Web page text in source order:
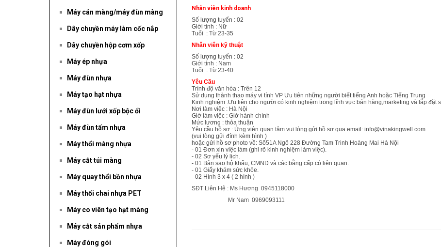
Nhân viên kinh doanh
Số lượng tuyển : 02
Giới tính : Nữ
Tuổi : Từ 23-35
Nhân viên kỹ thuật
Số lượng tuyển : 02
Giới tính : Nam
Tuổi : Từ 23-40
Yêu Cầu
Trình độ văn hóa : Trên 12
Sử dụng thành thạo máy vi tính VP Ưu tiên những người biết tiếng Anh hoặc Tiếng Trung
Kinh nghiệm :Ưu tiên cho người có kinh nghiệm trong lĩnh vực bán hàng,marketing và lắp
Nơi làm việc : Hà Nội
Giớ làm việc : Giờ hành chính
Mức lương : thỏa thuận
Yêu cầu hồ sơ : Ứng viên quan tâm vui lòng gửi hồ sơ qua email: info@vinakingwell.com
(vui lòng gửi đính kèm hình )
hoặc gửi hồ sơ photo về: Số51A Ngõ 228 Đường Tam Trinh Hoàng Mai Hà Nội
- 01 Đơn xin việc làm (ghi rõ kinh nghiệm làm việc).
- 02 Sơ yếu lý lịch.
- 01 Bản sao hộ khẩu, CMND và các bằng cấp có liên quan.
- 01 Giấy khám sức khỏe.
- 02 Hình 3 x 4 ( 2 hình )
SĐT Liên Hệ : Ms Hương 0945118000
Mr Nam 0969093111
Máy cán màng/máy đùn màng
Dây chuyền máy làm cốc nắp
Dây chuyền hộp cơm xốp
Máy ép nhựa
Máy đùn nhựa
Máy tạo hạt nhựa
Máy đùn lưới xốp bộc ổi
Máy đùn tấm nhựa
Máy thổi màng nhựa
Máy cắt túi màng
Máy quay thổi bồn nhựa
Máy thổi chai nhựa PET
Máy co viên tạo hạt màng
Máy cắt sản phẩm nhựa
Máy đóng gói